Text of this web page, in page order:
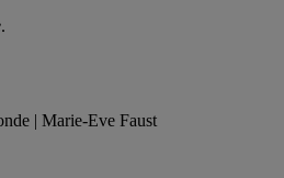
.
| Marie-Eve Faust